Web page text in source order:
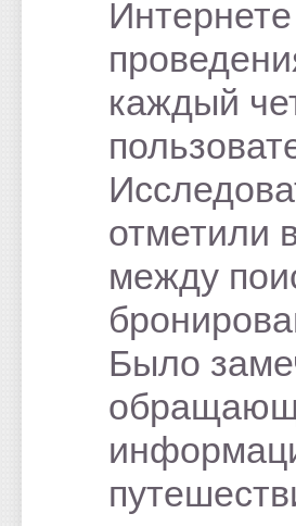
каждый
отметили
между
Было